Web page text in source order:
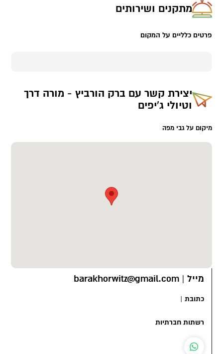
מתקנים ושירותים
פרטים כלליים על המקום
יצירת קשר עם ברק הורביץ - מורה דרך
וטיולי ג'יפים
מיקום על גבי מפה
מייל |
barakhorwitz@gmail.com
כתובת |
רשתות חברתיות